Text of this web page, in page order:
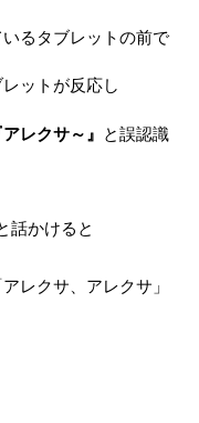
るタブレットの前で
ットが反応し
アレクサ～』 と誤認識
話かけると
レクサ、アレクサ」